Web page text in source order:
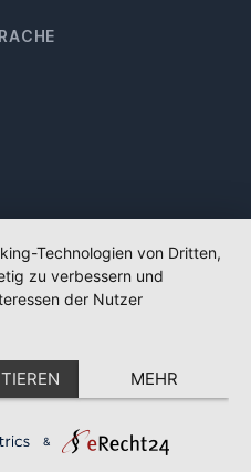
Technologien von Dritten,
zu verbessern und
der Nutzer
MEHR
&